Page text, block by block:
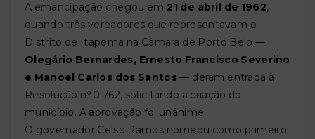
A emancipação chegou em 21 de abril de 1962,
quando três vereadores que representavam o
Distrito de Itapema na Câmara de Porto Belo —
Olegário Bernardes, Ernesto Francisco Severino
e Manoel Carlos dos Santos— deram entrada à
Resolução nº 01/62, solicitando a criação do
município. A aprovação foi unânime.
O governador Celso Ramos nomeou como primeiro